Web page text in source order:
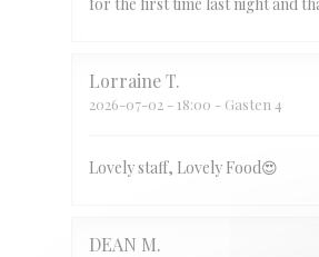
LorraineT
2026-07-02 - 18:00 - Gasten 4
Lovely staff, Lovely Food😍
DEAN M